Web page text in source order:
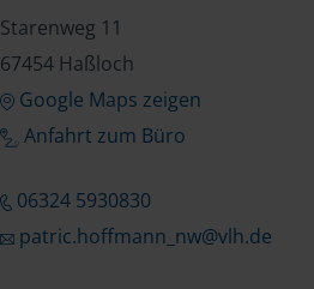
Starenweg 11
67454 Haßloch
Google Maps zeigen
Anfahrt zum Büro
06324 5930830
patric.hoffmann_nw@vlh.de